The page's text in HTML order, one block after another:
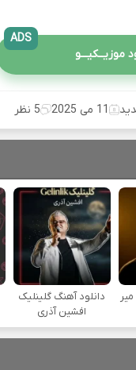
موزیــکیـــو
ADS
11 می 2025 5 نظر
دانلود آهنگ گلینلیک
افشین آذری